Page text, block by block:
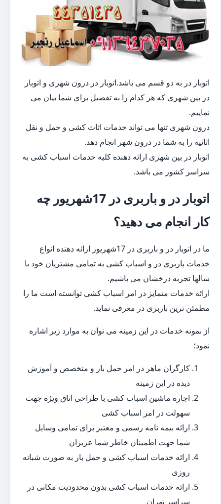
اتوبار در به دو قسم می باشد.اتوبار در درون شهری و اتوبار
در بین شهری که هر کدام را به تفصیل برای شما بیان می
نماییم.
درون شهری تنها می تواند خدمات اثاث کشی و حمل و نقل
اثاثیه را به شما در درون شهر انجام دهد.
اتوبار در بین شهری ارائه دهنده کلیه خدمات اسباب کشی به
سراسر کشور می باشد.
اتوبار در و باربری در 17شهریور چه
کار انجام می دهید؟
ما در اتوبار در و باربری در 17شهریور ارائه دهنده انواع
خدمات باربری در و اسباب کشی به تمامی مشتریان خود با
سالها تجربه درخشان می باشیم.
ارائه خدمات متمایز در امر اسباب کشی توانسته است ما را
مطمئن ترین باربری در معرفی نماید.
از نمونه خدمات در این زمینه می توان به موارد زیر اشاره
نمود؛
کارگران ماهر در امر حمل بار و متخصص و آموزش
دیده در این زمینه
اجاره ماشین اسباب کشی با طراحی اتاق ویژه جهت
سهولت در امر اسباب کشی
ارائه بیمه نامه رسمی و معتبر برای تمامی وسایل
شما جهت اطمینان خاطر شما عزیزان
ارائه خدمات اسباب کشی و حمل بار به صورت شبانه
روزی
ارائه خدمات اسباب کشی بدون محدودیت مکانی در
سراسر تهران